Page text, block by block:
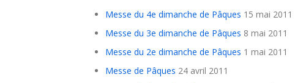
Messe du 4e dimanche de Pâques 15 mai 2011
Messe du 3e dimanche de Pâques 8 mai 2011
Messe du 2e dimanche de Pâques 1 mai 2011
Messe de Pâques 24 avril 2011